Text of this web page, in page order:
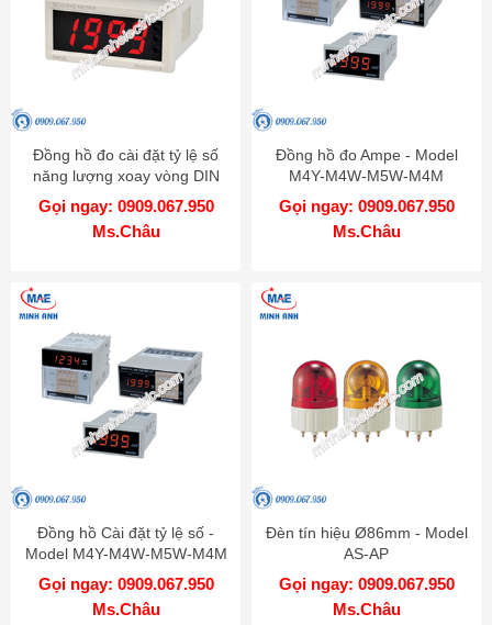
Đồng hồ đo cài đặt tỷ lệ số
năng lượng xoay vòng DIN
W48xH24mm - Model M4NS
Gọi ngay: 0909.067.950
Ms.Châu
Đồng hồ đo Ampe - Model
M4Y-M4W-M5W-M4M
Gọi ngay: 0909.067.950
Ms.Châu
Đồng hồ Cài đặt tỷ lệ số -
Model M4Y-M4W-M5W-M4M
Gọi ngay: 0909.067.950
Ms.Châu
Đèn tín hiệu Ø86mm - Model
AS-AP
Gọi ngay: 0909.067.950
Ms.Châu